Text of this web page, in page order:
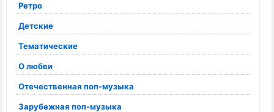
Ретро
Детские
Тематические
О любви
Отечественная поп-музыка
Зарубежная поп-музыка